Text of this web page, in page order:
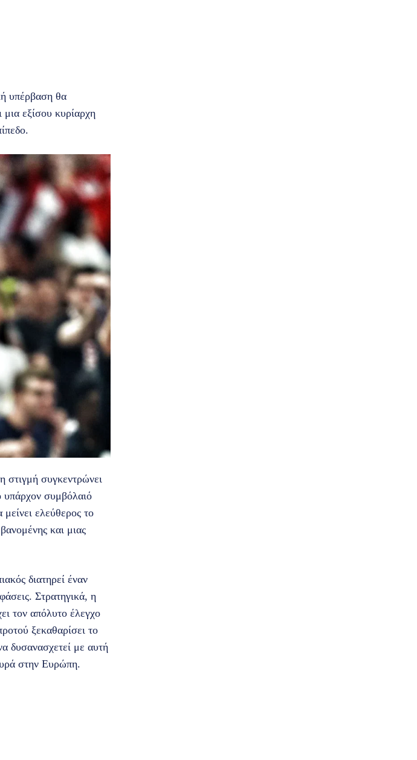
υπέρβαση θα
εξίσου κυρίαρχη
στιγμή συγκεντρώνει
υπάρχον συμβόλαιό
μείνει ελεύθερος το
και μιας
διατηρεί έναν
Στρατηγικά, η
τον απόλυτο έλεγχο
ξεκαθαρίσει το
δυσανασχετεί με αυτή
στην Ευρώπη.